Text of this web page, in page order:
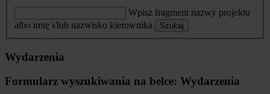
Wpisz fragment nazwy projektu
albo imię i/lub nazwisko kierownika
Szukaj
Wydarzenia
Formularz wyszukiwania na belce: Wydarzenia